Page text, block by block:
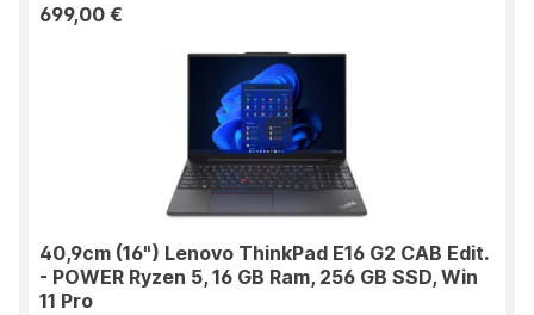
699,00 €
40,9cm (16") Lenovo ThinkPad E16 G2 CAB Edit.
- POWER Ryzen 5, 16 GB Ram, 256 GB SSD, Win
11 Pro